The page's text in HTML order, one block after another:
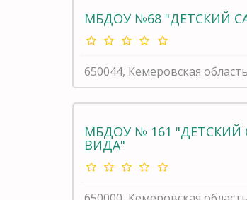
МБДОУ №68 "ДЕТСКИЙ
650044, Кемеровская
МБДОУ № 161
ВИДА"